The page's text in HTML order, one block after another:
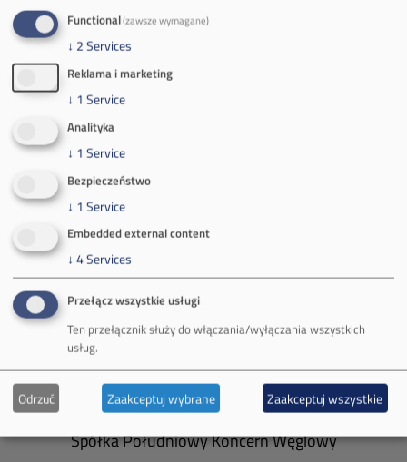
Zakład Górniczy Brzeszcze
32-620 Brzeszcze
(poniedziałek-piątek 7:00-15:00)
Władze spółki
Spółka Południowy Koncern Węglowy
Functional(zawsze wymagane)
↓ 2Services
Reklama i marketing
↓ 1 Service
Analityka
↓ 1 Service
Bezpieczeństwo
↓ 1 Service
Embedded external content
↓ 4Services
Przełącz wszystkie usługi
Ten przełącznik służy do włączania/wyłączania wszystkich
usług.
Odrzuć Zaakceptuj wybrane Zaakceptuj wszystkie